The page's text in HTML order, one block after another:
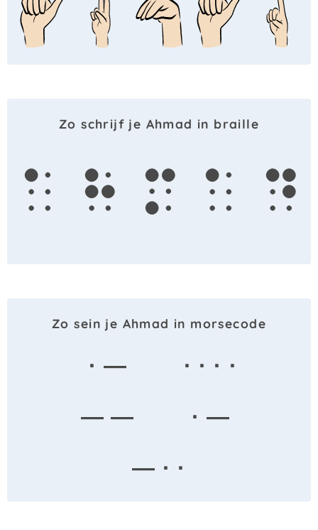
Zo schrijf je Ahmad in braille
a h m a d
Zo sein je Ahmad in morsecode
· —
· · · ·
— —
· —
— · ·